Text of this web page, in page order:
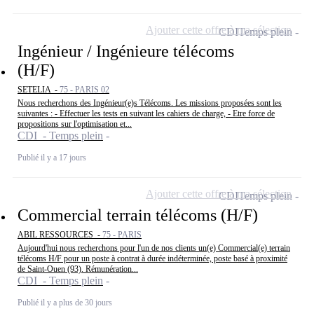
Ingénieur / Ingénieure télécoms
(H/F)
SETELIA - 75 - PARIS 02
Nous recherchons des Ingénieur(e)s Télécoms. Les missions proposées sont les
suivantes : - Effectuer les tests en suivant les cahiers de charge, - Etre force de
propositions sur l'optimisation et...
CDI - Temps plein
Publié il y a 17 jours
CDITemps plein
Ajouter cette offre à ma sélection
Commercial terrain télécoms (H/F)
ABIL RESSOURCES - 75 - PARIS
Aujourd'hui nous recherchons pour l'un de nos clients un(e) Commercial(e) terrain
télécoms H/F pour un poste à contrat à durée indéterminée, poste basé à proximité
de Saint-Ouen (93). Rémunération...
CDI - Temps plein
Publié il y a plus de 30 jours
CDITemps plein
Ajouter cette offre à ma sélection